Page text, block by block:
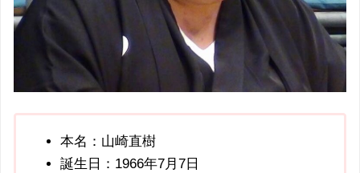
本名：山崎直樹
誕生日：1966年7月7日